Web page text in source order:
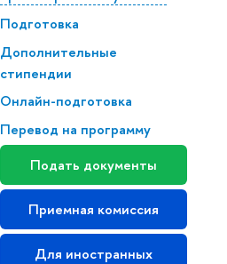
Подготовка
Дополнительные
стипендии
Онлайн-подготовка
Перевод на программу
Подать документы
Приемная комиссия
Для иностранных